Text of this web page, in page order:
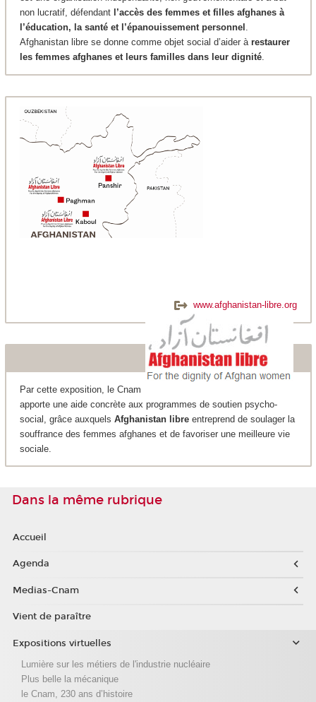
non lucratif, défendantl’accès des femmes et filles afghanes à
l’éducation, la santé et l’épanouissement personnel .
Afghanistan libre se donne comme objet social d’aider à restaurer
les femmes afghanes et leurs familles dans leur dignité.
www.afghanistan-libre.org
Par cette exposition, le Cnam
apporte une aide concrète aux programmes de soutien psycho-
social, grâce auxquels Afghanistan libreentreprend de soulager la
souffrance des femmes afghanes et de favoriser une meilleure vie
sociale.
Dans la même rubrique
Accueil
Agenda
Medias-Cnam
Vient de paraître
Expositions virtuelles
Lumière sur les métiers de l'industrie nucléaire
Plus belle la mécanique
le Cnam, 230 ans d’histoire